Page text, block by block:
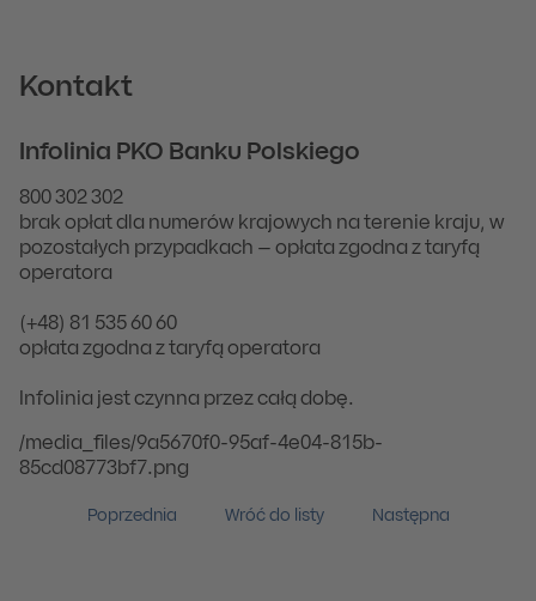
Kontakt
Infolinia PKO Banku Polskiego
800 302 302
brak opłat dla numerów krajowych na terenie kraju, w
pozostałych przypadkach – opłata zgodna z taryfą
operatora
(+48) 81 535 60 60
opłata zgodna z taryfą operatora
Infolinia jest czynna przez całą dobę.
/media_files/9a5670f0-95af-4e04-815b-
85cd08773bf7.png
Poprzednia Wróć do listy Następna